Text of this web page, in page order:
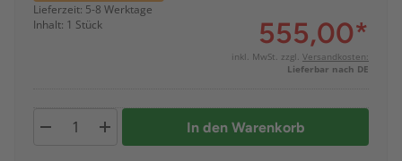
Lieferzeit: 5-8 Werktage
Inhalt: 1 Stück
555,00*
inkl. MwSt. zzgl. Versandkosten:
Lieferbar nach DE
In den Warenkorb